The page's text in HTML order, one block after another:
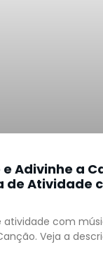
Adivinhe a
de Atividade
atividade com
Veja a